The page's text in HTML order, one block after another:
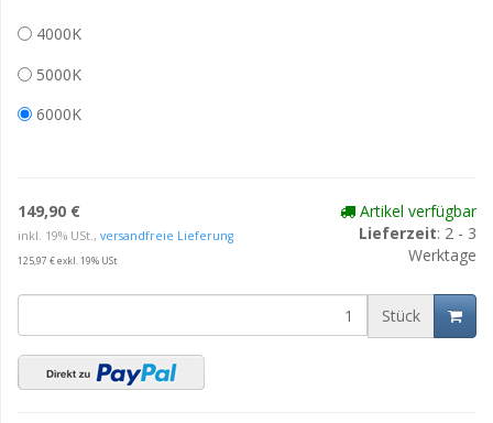
4000K
5000K
6000K
149,90 €
inkl. 19% USt., versandfreie Lieferung
125,97 € exkl. 19% USt
Artikel verfügbar
Lieferzeit: 2 - 3
Werktage
Stück